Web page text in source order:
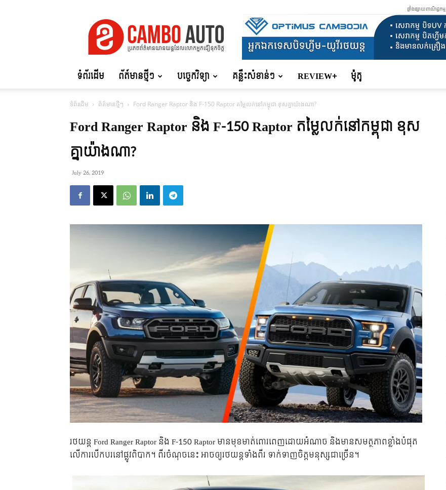
Auto
ផ្ទាំងផ្សាយពាណិជ្ជកម្ម
ទំព័រដើម ព័ត៍មានថ្មីៗ បច្ចេកវិទ្យា គន្លឹះសំខាន់ៗ REVIEW+ ម៉ូតូ
ទំព័រដើម ព័ត៍មានថ្មីៗ Ford Ranger Raptor និង F-150 Raptor តម្លៃលក់នៅកម្ពុជា ខុសគ្នា​យ៉ាង​ណា?
Ford Ranger Raptor និង F-150 Raptor តម្លៃលក់នៅកម្ពុជា ខុស
គ្នា​យ៉ាង​ណា?
July 26, 2019
​រថយន្ត​ Ford Ranger Raptor និង F-150 Raptor ​មាន​មុខមាត់​ពោរពេញ​ដោយ​អំណាច និង​មាន​សមត្ថភាព​ខ្លាំង​បំផុត​
លើ​ការ​បើកបរ​នៅ​ផ្លូវ​ពិបាក។ ពីរ​ចំណុច​នេះ អាច​ឲ្យ​រថយន្ត​ទាំង​ពីរ ទាក់ទាញ​ចិត្ត​​មនុស្ស​ជា​ច្រើន។